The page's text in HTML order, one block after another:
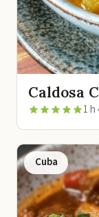
Caldosa
1 h
Cuba